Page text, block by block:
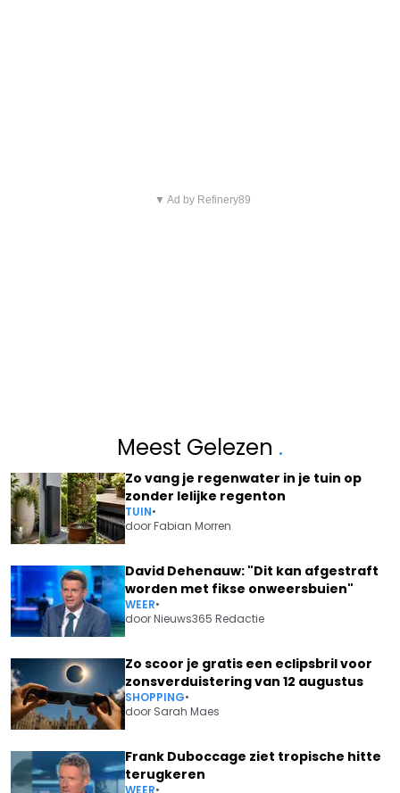
▼ Ad by Refinery89
Meest Gelezen .
Zo vang je regenwater in je tuin op
zonder lelijke regenton
TUIN•
doorFabian Morren
David Dehenauw: "Dit kan afgestraft
worden met fikse onweersbuien"
WEER•
doorNieuws365 Redactie
Zo scoor je gratis een eclipsbril voor
zonsverduistering van 12 augustus
SHOPPING•
door Sarah Maes
Frank Duboccage ziet tropische hitte
terugkeren
WEER•